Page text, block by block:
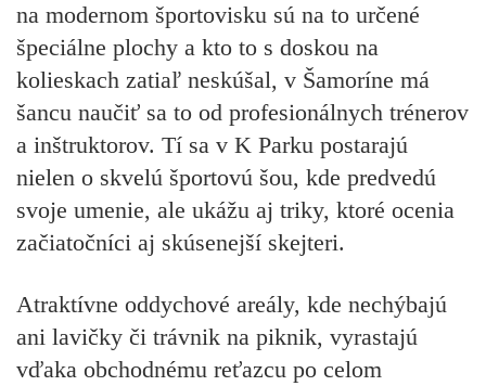
na modernom športovisku sú na to určené
špeciálne plochy a kto to s doskou na
kolieskach zatiaľ neskúšal, v Šamoríne má
šancu naučiť sa to od profesionálnych trénerov
a inštruktorov. Tí sa v K Parku postarajú
nielen o skvelú športovú šou, kde predvedú
svoje umenie, ale ukážu aj triky, ktoré ocenia
začiatočníci aj skúsenejší skejteri.
Atraktívne oddychové areály, kde nechýbajú
ani lavičky či trávnik na piknik, vyrastajú
vďaka obchodnému reťazcu po celom